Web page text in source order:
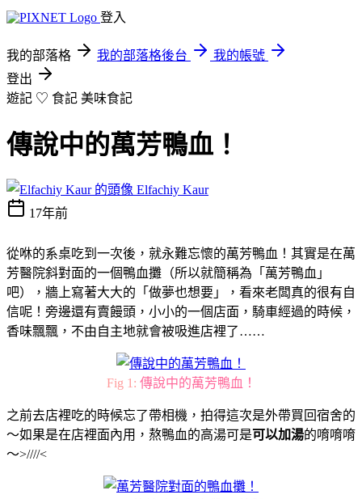
登入
我的部落格 我的部落格後台
我的帳號
登出
遊記 ♡ 食記 美味食記
傳說中的萬芳鴨血！
Elfachiy Kaur
17年前
從咻的系桌吃到一次後，就永難忘懷的萬芳鴨血！其實是在萬
芳醫院斜對面的一個鴨血攤（所以就簡稱為「萬芳鴨血」
吧），牆上寫著大大的「做夢也想要」，看來老闆真的很有自
信呢！旁邊還有賣饅頭，小小的一個店面，騎車經過的時候，
香味飄飄，不由自主地就會被吸進店裡了……
Fig 1: 傳說中的萬芳鴨血！
之前去店裡吃的時候忘了帶相機，拍得這次是外帶買回宿舍的
～如果是在店裡面內用，熬鴨血的高湯可是可以加湯的唷唷唷
～>////<